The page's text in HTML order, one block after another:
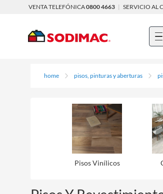
VENTA TELEFÓNICA0800 4663 | SERVICIO AL
home pisos, pinturas y aberturas
Pisos Viní­licos